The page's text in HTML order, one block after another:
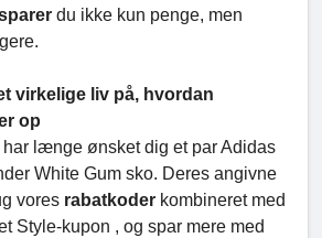
du ikke kun penge, men
virkelige liv på, hvordan
op
har længe ønsket dig et par Adidas
White Gum sko. Deres angivne
vores rabatkoder kombineret med
Style-kupon , og spar mere med